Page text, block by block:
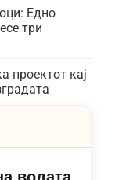
Едно
три
проектот кај